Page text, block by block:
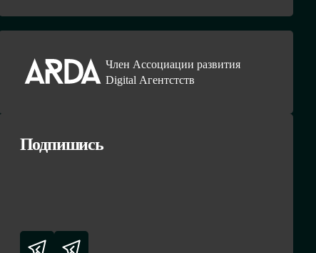
Член Ассоциации развития
Digital Агентстств
Подпишись